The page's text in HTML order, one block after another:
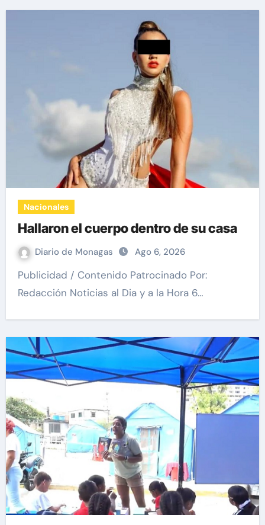
Nacionales
Hallaron el cuerpo dentro de su casa
Diario de Monagas Ago 6, 2026
Publicidad / Contenido Patrocinado Por:
Redacción Noticias al Dia y a la Hora 6…